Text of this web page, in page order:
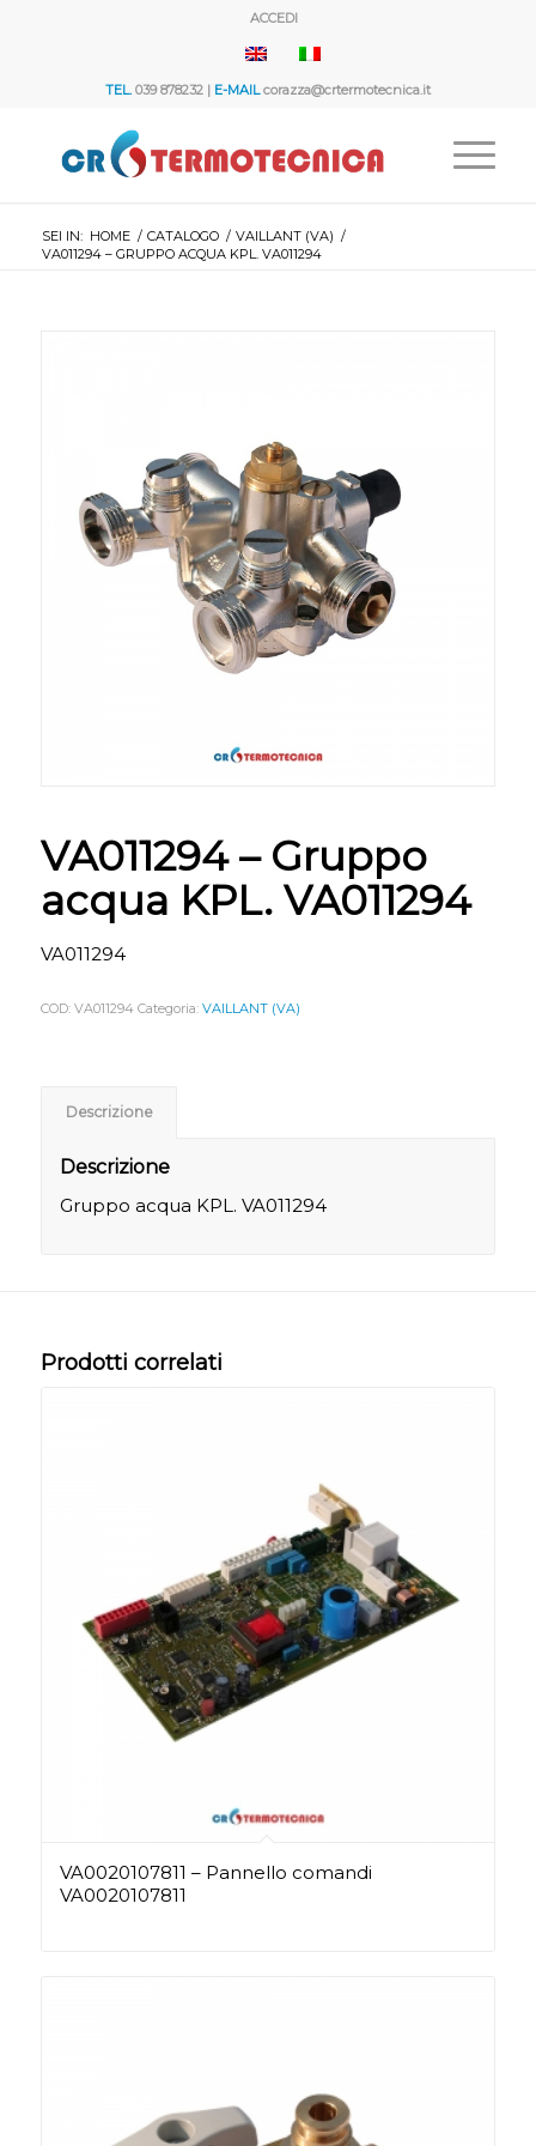
ACCEDI
TEL.039 878232 | E-MAILcorazza@crtermotecnica.it
SEI IN: HOME / CATALOGO / VAILLANT (VA) /
VA011294 – GRUPPO ACQUA KPL. VA011294
VA011294 – Gruppo
acqua KPL. VA011294
VA011294
COD: VA011294 Categoria: VAILLANT (VA)
Descrizione
Descrizione
Gruppo acqua KPL. VA011294
Prodotti correlati
VA0020107811 – Pannello comandi
VA0020107811